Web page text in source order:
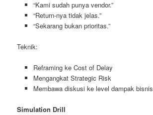
“Kami sudah punya vendor.”
“Return-nya tidak jelas.”
“Sekarang bukan prioritas.”
Teknik:
Reframing ke Cost of Delay
Mengangkat Strategic Risk
Membawa diskusi ke level dampak bisnis
Simulation Drill